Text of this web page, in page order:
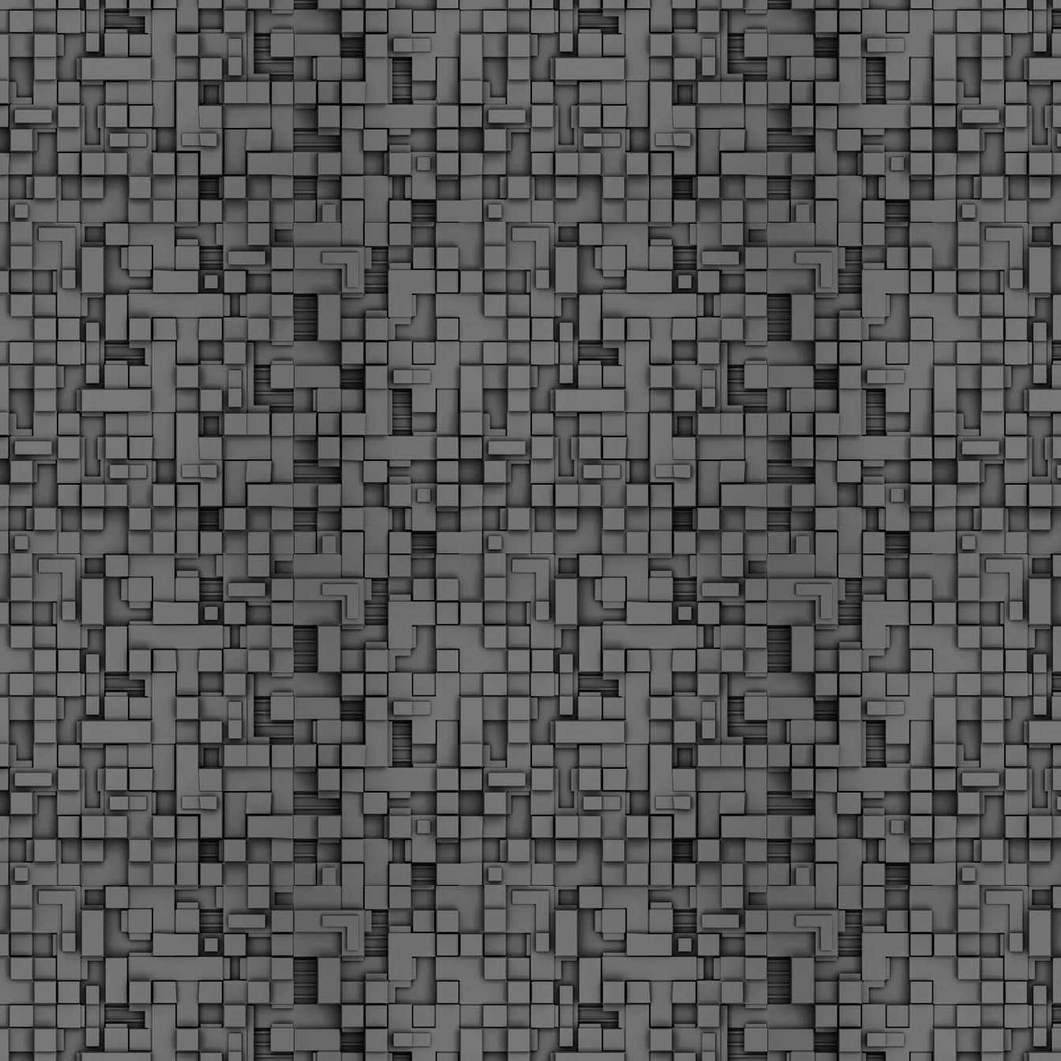
σε δήμους της χώρας. Το Dimastin, αναζητεί σχετικό
φωτογραφικό υλικό στο διαδίκτυο και σας το παρουσιάζει σε
αυτή την ανάρτηση. Επίσης, σας καλούμε, αν διαπιστώσετε ότι
μας έχουν "ξεφύγει" ορκωμοσίες, μπορείτε να στέλνετε το
φωτογραφικό τους υλικό στο dimasthes@gmail.gr ώστε να το
δημοσιεύουμε εδώ, άμεσα.
MAR
Θεσσαλονίκη: Ορκίστηκαν οι 75 νέοι δημοτικοί
αστυνομικοί – Τι τους ζήτησε ο Αγγελούδης
Ενισχύεται το έργο της δημοτικής αστυνομίας στο δήμο
Θεσσαλονίκης καθώς το πρωί της Τετάρτης 18 Μαρτίου
ορκίστηκαν οι 75 νέοι δημοτικοί αστυνομικοί.
«Με αυτούς, σε λίγους μήνες αποκτά ένα ισχυρό σώμα η
δημοτική αστυνομία. Θα είναι πιο κοντά στον πολίτη. Είχα την
ευκαιρία να είμαι σήμερα στην ορκωμοσία τους.
MAR
Ξεκίνησαν εδώ και μια εβδομάδα οι αφίξεις των
νεοπροσληφθέντων Δημοτικών Αστυνομικών στους
δήμους και οι ορκωμοσίες τους - Πλήρες
Μεγάλες μέρες ζει ο "οργανισμός" της Δημοτικής Αστυνομίας!
Να θυμίσουμε ότι κανονικές προσλήψεις στην Δημοτική
Αστυνομία έχουν να γίνουν από το 2010. Δεκαέξι ολόκληρα
χρόνια! Και βέβαια, ακόμη και με αυτές τις προσλήψεις, δεν
φτάνουμε ούτε τα 2/3 των Δημοτικών Αστυνομικών που
υπηρετούσαν το 2013 προ της κατάργησης της υπηρεσίας με
απόφαση του σημερινού πρωθυπουργού Κυριάκου Μητσοτάκη. Ας
είναι...
2
Δημοτική Αστυνομία Θεσσαλονίκης: Διμηνιαίος
απολογισμός ελέγχων τήρησης νομοθεσίας
Τον απολογισμό των δράσεων ελέγχου για τα ζώα συντροφιάς
κατά το δίμηνο Ιανουαρίου – Φεβρουαρίου 2026 παρουσιάζει η
Δημοτική Αστυνομία Θεσσαλονίκης, με στόχο την προστασία των
ζώων και την ομαλή συμβίωση στην πόλη.
FEB
18
ΣτΕ: Οριστική απόρριψη της επαναφοράς του 13ου
και 14ου μισθού για τους δημοσίους υπαλλήλους
Με την απόφαση αυτή, το ΣτΕ απορρίπτει οριστικά τις
αξιώσεις των δημοσίων υπαλλήλων για επαναφορά των
δώρων, επικυρώνοντας την τρέχουσα κατάσταση παρά τις
αντιδράσεις της ΑΔΕΔΥ
Το ΣτΕ απέρριψε οριστικά την προσφυγή της ΑΔΕΔΥ και ενός
εκπαιδευτικού για την επαναφορά των δώρων Χριστουγέννων,
Πάσχα και θερινής άδειας (13ος και 14ος μισθός) στους
εργαζόμενους του δημόσιου τομέα, κλείνοντας μια μακρά
διαμάχη δεκαετιών που αφορούσε τις μνημονιακές περικοπές.
Γνωστοποίηση έκδοσης οριστικών αποτελεσμάτων –
Παροχή οδηγιών.
► Δείτε/κατεβάστε την πολυαναμενόμενη εγκύκλιο του Υπ.
FEB
1
Με διαρροή 2 μέρες πριν την στάση εργασίας
ενημερώνει το ΣτΕ για την απόρριψη της επαναφοράς